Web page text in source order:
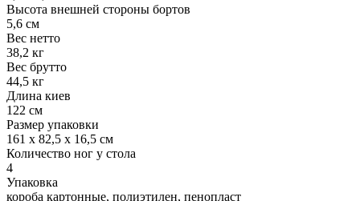
Высота внешней стороны бортов
5,6 см
Вес нетто
38,2 кг
Вес брутто
44,5 кг
Длина киев
122 см
Размер упаковки
161 х 82,5 х 16,5 см
Количество ног у стола
4
Упаковка
короба картонные, полиэтилен, пенопласт